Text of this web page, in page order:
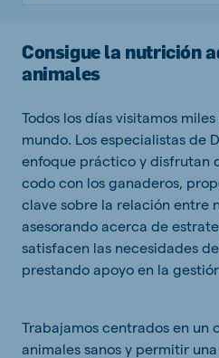
Consigue la nutrición
animales
Todos los días visitamos
mundo. Los especialistas de
enfoque práctico y disfrutan
codo con los ganaderos,
clave sobre la relación entre
asesorando acerca de
satisfacen las necesidades
prestando apoyo en la
Trabajamos centrados en un
animales sanos y permitir